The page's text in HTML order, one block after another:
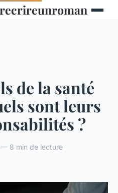
de la santé
sont leurs
?
8 min de lecture